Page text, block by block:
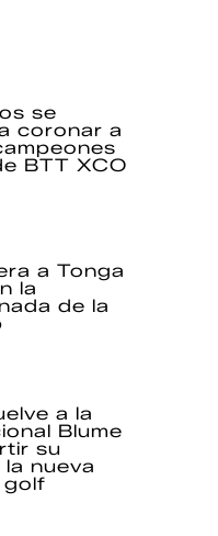
se
coronar a
BTT XCO
a Tonga
la
de la
a la
Blume
su
nueva
golf